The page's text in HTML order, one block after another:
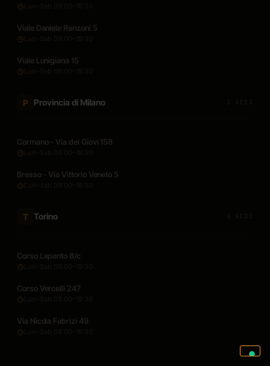
Viale Daniele Ranzoni 5
Viale Lunigiana 15
P Provincia di Milano
Cormano - Via dei Giovi 158
Bresso - Via Vittorio Veneto 5
T Torino
Corso Lepanto 8/c
Corso Vercelli 247
Via Nicola Fabrizi 49